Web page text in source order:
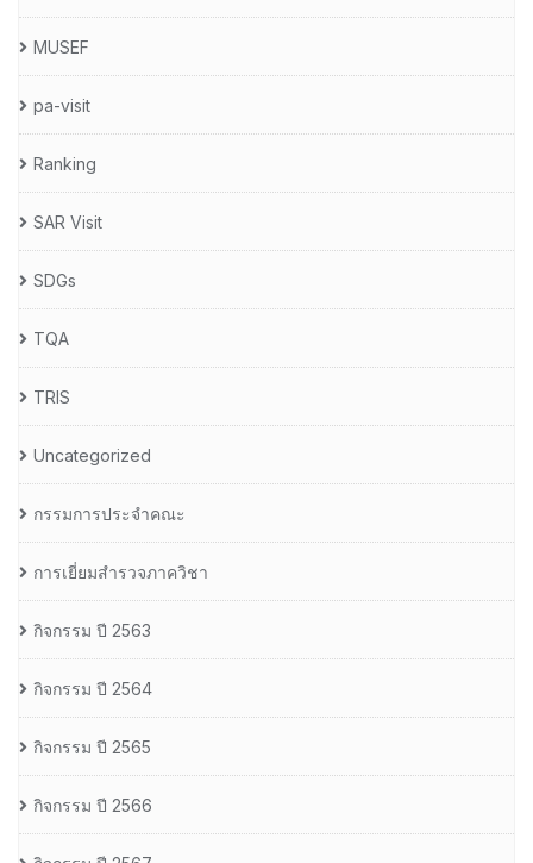
MUSEF
pa-visit
Ranking
SAR Visit
SDGs
TQA
TRIS
Uncategorized
กรรมการประจำคณะ
การเยี่ยมสำรวจภาควิชา
กิจกรรม ปี 2563
กิจกรรม ปี 2564
กิจกรรม ปี 2565
กิจกรรม ปี 2566